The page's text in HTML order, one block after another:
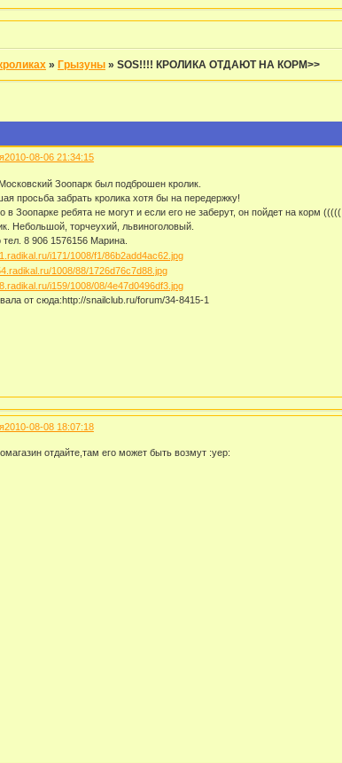
» Грызуны » SOS!!!! КРОЛИКА ОТДАЮТ НА КОРМ>>
2010-08-06 21:34:15
Зоопарк был подброшен кролик.
просьба забрать кролика хотя бы на передержку!
в Зоопарке ребята не могут и если его не заберут, он пойдет на корм (((((
Небольшой, торчеухий, львиноголовый.
тел. 8 906 1576156 Марина.
от сюда:http://snailclub.ru/forum/34-8415-1
2010-08-08 18:07:18
отдайте,там его может быть возмут :yep: